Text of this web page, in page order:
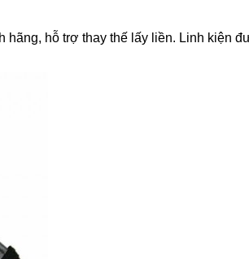
hỗ trợ thay thế lấy liền. Linh kiện